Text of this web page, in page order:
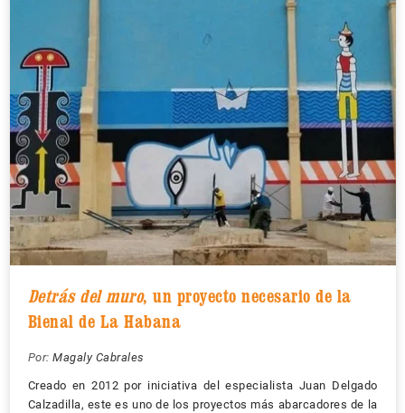
Detrás del muro, un proyecto necesario de la
Bienal de La Habana
Por: Magaly Cabrales
Creado en 2012 por iniciativa del especialista Juan Delgado
Calzadilla, este es uno de los proyectos más abarcadores de la